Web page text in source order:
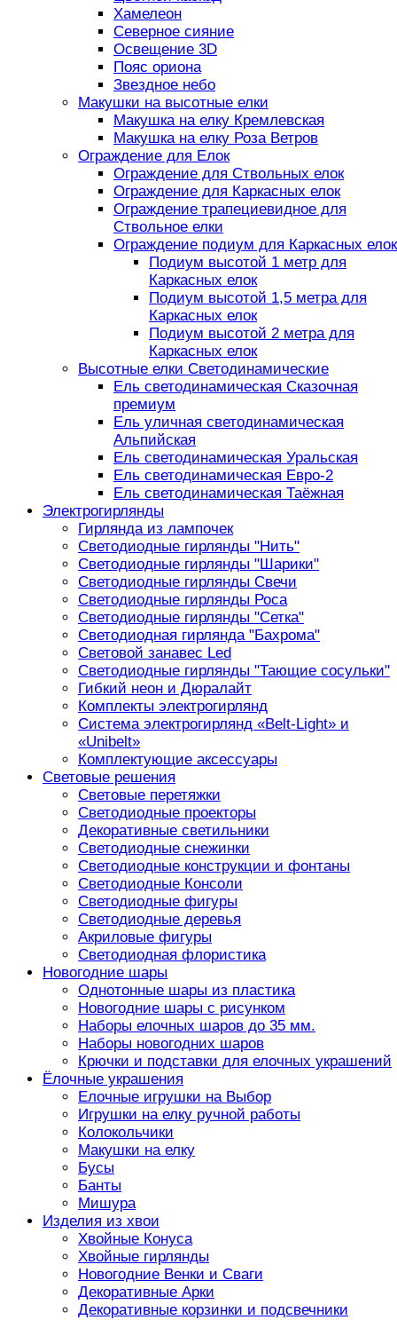
Хамелеон
Северное сияние
Освещение 3D
Пояс ориона
Звездное небо
Макушки на высотные елки
Макушка на елку Кремлевская
Макушка на елку Роза Ветров
Ограждение для Елок
Ограждение для Ствольных елок
Ограждение для Каркасных елок
Ограждение трапециевидное для
Ствольное елки
Ограждение подиум для Каркасных елок
Подиум высотой 1 метр для
Каркасных елок
Подиум высотой 1,5 метра для
Каркасных елок
Подиум высотой 2 метра для
Каркасных елок
Высотные елки Светодинамические
Ель светодинамическая Сказочная
премиум
Ель уличная светодинамическая
Альпийская
Ель светодинамическая Уральская
Ель светодинамическая Евро-2
Ель светодинамическая Таёжная
Электрогирлянды
Гирлянда из лампочек
Светодиодные гирлянды "Нить"
Светодиодные гирлянды "Шарики"
Светодиодные гирлянды Свечи
Светодиодные гирлянды Роса
Светодиодные гирлянды "Сетка"
Светодиодная гирлянда "Бахрома"
Световой занавес Led
Светодиодные гирлянды "Тающие сосульки"
Гибкий неон и Дюралайт
Комплекты электрогирлянд
Система электрогирлянд «Belt-Light» и
«Unibelt»
Комплектующие аксессуары
Световые решения
Световые перетяжки
Светодиодные проекторы
Декоративные светильники
Светодиодные снежинки
Светодиодные конструкции и фонтаны
Светодиодные Консоли
Светодиодные фигуры
Светодиодные деревья
Акриловые фигуры
Светодиодная флористика
Новогодние шары
Однотонные шары из пластика
Новогодние шары с рисунком
Наборы елочных шаров до 35 мм.
Наборы новогодних шаров
Крючки и подставки для елочных украшений
Ёлочные украшения
Елочные игрушки на Выбор
Игрушки на елку ручной работы
Колокольчики
Макушки на елку
Бусы
Банты
Мишура
Изделия из хвои
Хвойные Конуса
Хвойные гирлянды
Новогодние Венки и Сваги
Декоративные Арки
Декоративные корзинки и подсвечники